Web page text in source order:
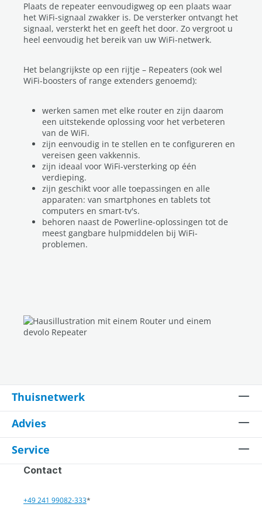
Plaats de repeater eenvoudigweg op een plaats waar
het WiFi-signaal zwakker is. De versterker ontvangt het
signaal, versterkt het en geeft het door. Zo vergroot u
heel eenvoudig het bereik van uw WiFi-netwerk.
Het belangrijkste op een rijtje – Repeaters (ook wel
WiFi-boosters of range extenders genoemd):
werken samen met elke router en zijn daarom
een uitstekende oplossing voor het verbeteren
van de WiFi.
zijn eenvoudig in te stellen en te configureren en
vereisen geen vakkennis.
zijn ideaal voor WiFi-versterking op één
verdieping.
zijn geschikt voor alle toepassingen en alle
apparaten: van smartphones en tablets tot
computers en smart-tv's.
behoren naast de Powerline-oplossingen tot de
meest gangbare hulpmiddelen bij WiFi-
problemen.
Thuisnetwerk
Advies
Service
Contact
+49 241 99082-333*